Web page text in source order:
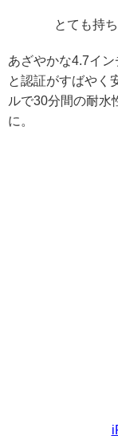
とても持
あざやかな4.7イ
と認証がすばやく
ルで30分間の耐水
に。